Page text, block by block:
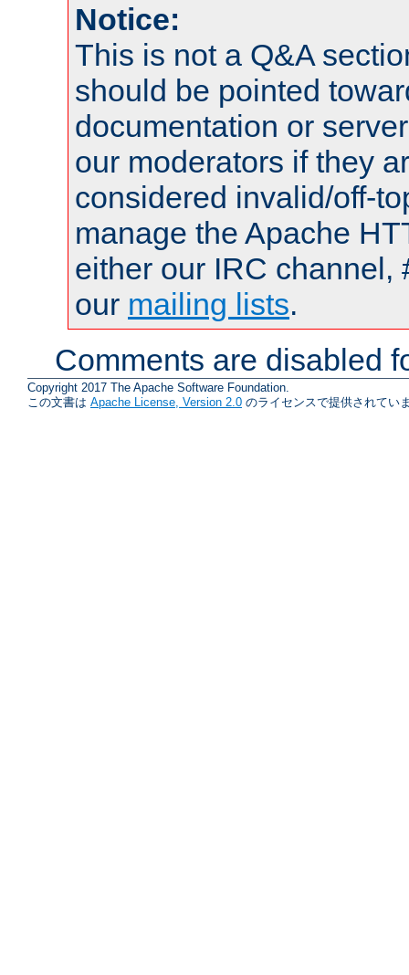
Notice:
This is not a Q&A
should be pointed
documentation or
our moderators if they
considered invalid/off-
manage the Apache
either our IRC channel,
our mailing lists.
Comments are disabled
Copyright 2017 The Apache Software Foundation.
この文書は Apache License, Version 2.0 のライセンスで提供されてい